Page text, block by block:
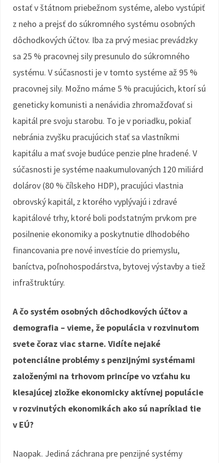
ostať v štátnom priebežnom systéme, alebo vystúpiť
z neho a prejsť do súkromného systému osobných
dôchodkových účtov. Iba za prvý mesiac prevádzky
sa 25 % pracovnej sily presunulo do súkromného
systému. V súčasnosti je v tomto systéme až 95 %
pracovnej sily. Možno máme 5 % pracujúcich, ktorí sú
geneticky komunisti a nenávidia zhromažďovať si
kapitál pre svoju starobu. To je v poriadku, pokiaľ
nebránia zvyšku pracujúcich stať sa vlastníkmi
kapitálu a mať svoje budúce penzie plne hradené. V
súčasnosti je systéme naakumulovaných 120 miliárd
dolárov (80 % čílskeho HDP), pracujúci vlastnia
obrovský kapitál, z ktorého vyplývajú i zdravé
kapitálové trhy, ktoré boli podstatným prvkom pre
posilnenie ekonomiky a poskytnutie dlhodobého
financovania pre nové investície do priemyslu,
baníctva, poľnohospodárstva, bytovej výstavby a tiež
infraštruktúry.
A čo systém osobných dôchodkových účtov a
demografia – vieme, že populácia v rozvinutom
svete čoraz viac starne. Vidíte nejaké
potenciálne problémy s penzijnými systémami
založenými na trhovom princípe vo vzťahu ku
klesajúcej zložke ekonomicky aktívnej populácie
v rozvinutých ekonomikách ako sú napríklad tie
v EÚ?
Naopak. Jediná záchrana pre penzijné systémy